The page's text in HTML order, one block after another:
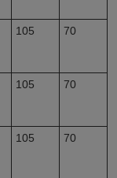
105 70
105 70
105 70